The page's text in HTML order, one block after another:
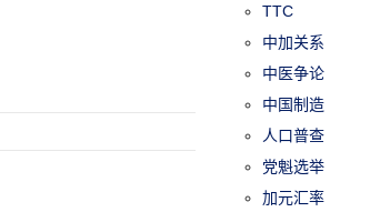
TTC
中加关系
中医争论
中国制造
人口普查
党魁选举
加元汇率